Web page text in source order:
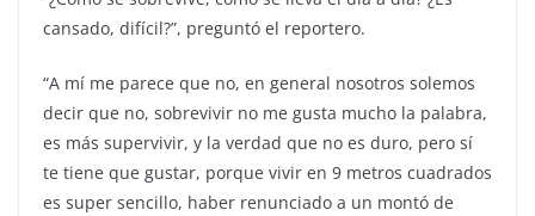
cansado, difícil?”, preguntó el reportero.
“A mí me parece que no, en general nosotros solemos
decir que no, sobrevivir no me gusta mucho la palabra,
es más supervivir, y la verdad que no es duro, pero sí
te tiene que gustar, porque vivir en 9 metros cuadrados
es super sencillo, haber renunciado a un montó de